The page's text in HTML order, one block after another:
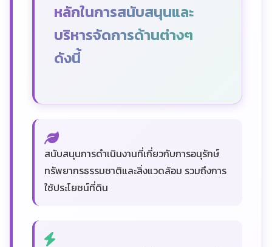
หลักในการสนับสนุนและ
บริหารจัดการด้านต่างๆ
ดังนี้
สนับสนุนการดำเนินงานที่เกี่ยวกับการอนุรักษ์
ทรัพยากรธรรมชาติและสิ่งแวดล้อม รวมถึงการ
ใช้ประโยชน์ที่ดิน